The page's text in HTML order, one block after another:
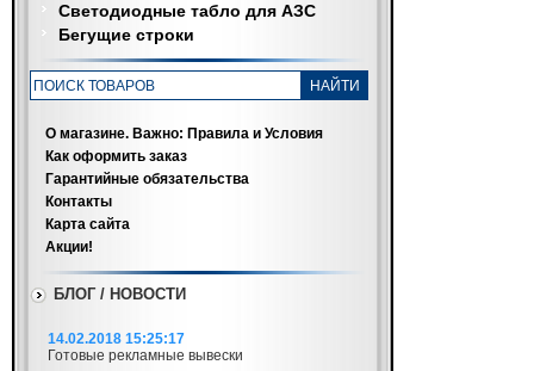
Светодиодные табло для АЗС
Бегущие строки
О магазине. Важно: Правила и Условия
Как оформить заказ
Гарантийные обязательства
Контакты
Карта сайта
Акции!
БЛОГ / НОВОСТИ
14.02.2018 15:25:17
Готовые рекламные вывески